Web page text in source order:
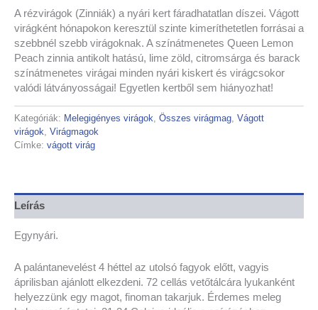
A rézvirágok (Zinniák) a nyári kert fáradhatatlan díszei. Vágott
virágként hónapokon keresztül szinte kimeríthetetlen forrásai a
szebbnél szebb virágoknak. A színátmenetes Queen Lemon
Peach zinnia antikolt hatású, lime zöld, citromsárga és barack
színátmenetes virágai minden nyári kiskert és virágcsokor
valódi látványosságai! Egyetlen kertből sem hiányozhat!
Kategóriák: Melegigényes virágok Összes virágmag Vágott
virágok Virágmagok
Címke: vágott virág
Leírás
Egynyári.
A palántanevelést 4 héttel az utolsó fagyok előtt, vagyis
áprilisban ajánlott elkezdeni. 72 cellás vetőtálcára lyukanként
helyezzünk egy magot, finoman takarjuk. Érdemes meleg